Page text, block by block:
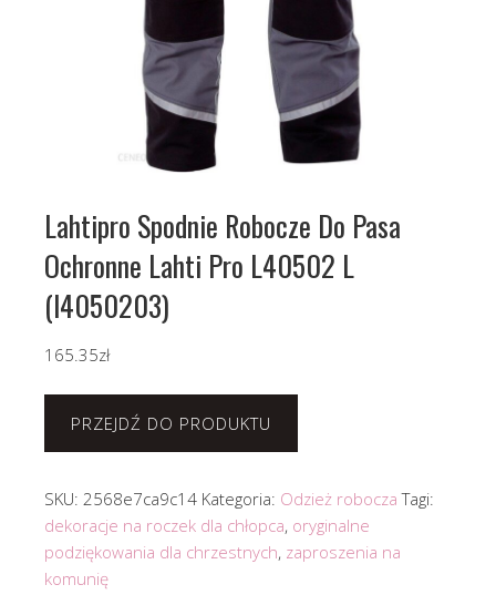
Lahtipro Spodnie Robocze Do Pasa
Ochronne Lahti Pro L40502 L
(l4050203)
165.35zł
PRZEJDŹ DO PRODUKTU
SKU: 2568e7ca9c14 Kategoria: Odzież robocza Tagi:
dekoracje na roczek dla chłopca, oryginalne
podziękowania dla chrzestnych, zaproszenia na
komunię